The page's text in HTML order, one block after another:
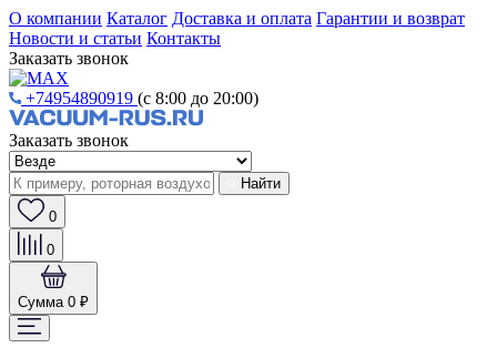
О компании Каталог Доставка и оплата Гарантии и возврат
Новости и статьи Контакты
Заказать звонок
+74954890919 (с 8:00 до 20:00)
Заказать звонок
Найти
0
0
Сумма 0 ₽